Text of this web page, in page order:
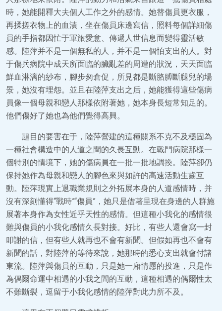
時，她能開釋大夫個人工作之外的感情。她替傷員更衣服，
再揉搓衣物上的血漬，坐在傷員床邊寫信，照料每個詳細傷
員的手指都因忙于軍旅愛意、傳遞人世信息而變得靈活敏
感。陸萍并不是一個無私的人，并不是一個怕支出的人。對
于傷兵病院中成天所面臨的臟亂差的周遭的狀況，天天面臨
鮮血淋漓的紗布，腳步匆倉促，所見都是斷胳膊斷腿兒的場
景，她沒有埋怨。並且在陸萍支出之后，她能獲得這些傷病
員像一個母親和戀人那樣依附著她，她本身長短常知足的。
他們傷好了她也為他們覺得高興。
題目的要害在于，陸萍營建的這種關系不克不及穩固為
一種社會構造中的人道之間的久長互動。在戰鬥病院那樣一
個特別的情境下，她的傷病員在一批一批地調換。陸萍卻仍
保持她作為母親和戀人的腳色來與如許的高速活動生齒互
動。陸萍現實上退職業規則之外拓展本身的人道感情時，并
沒有深刻懂得“戰時”“傷員”，她只是借著呈現在身邊的人群施
展著本身作為女性近乎天性的感情。但這種小我化的感情很
難與傷員的小我化感情久長對接。好比，有些人還會寫一封
叩謝的信，但有些人就再也不會有新聞。但假如再也不會有
新聞的話，對陸萍的等待來說，她那時的悉心支出就會付諸
東流。陸萍與傷員的互動，只是她一廂情愿的投進，只是作
為偶爾命運中相遇的小我之間的互動，這種相遇的偶爾性太
不難斷裂，逗留于小我化感情的陸萍對此力所不及。